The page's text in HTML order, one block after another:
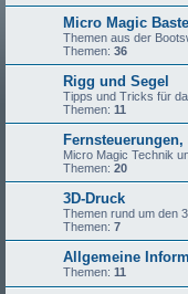
Micro Magic
Themen aus der
Themen: 36
Rigg und Segel
Tipps und Tricks für
Themen: 11
Micro Magic Technik
Themen: 20
3D-Druck
Themen rund um den
Themen: 7
Allgemeine
Themen: 11